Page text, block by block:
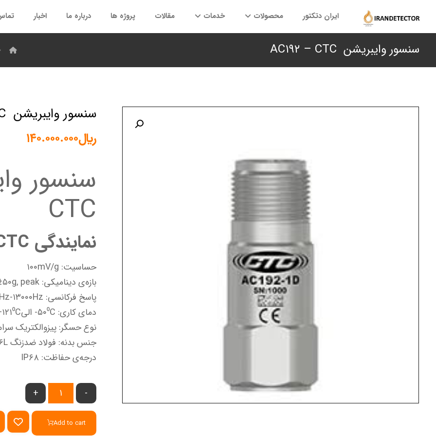
ایران دتکتور محصولات خدمات مقالات پروژه ها درباره ما اخبار
سنسور وایبریشن AC۱۹۲ – CTC
سنسور وایبریشن AC۱۹۲ – CTC
﷼۱۴۰.۰۰۰.۰۰۰
CTC
نمایندگی CTC – نماینده فروش CTC
حساسیت: ۱۰۰mV/g
بازه‌ی دینامیکی: ۵۰g, peak±
پاسخ فرکانسی: ۰.۵Hz-۱۳۰۰۰Hz
دمای کاری: ۵۰⁰C- الی۱۲۱⁰C+
نوع حسگر: پیزوالکتریک
جنس بدنه: فولاد ضدزنگ ۳۱۶L
درجه‌ی حفاظت: IP۶۸
-
+
Add to cart